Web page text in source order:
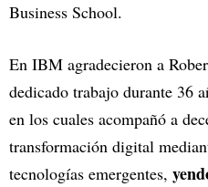
Business School.
En IBM agradecieron a
dedicado trabajo durante 36
en los cuales acompañó a
transformación digital
tecnologías emergentes,